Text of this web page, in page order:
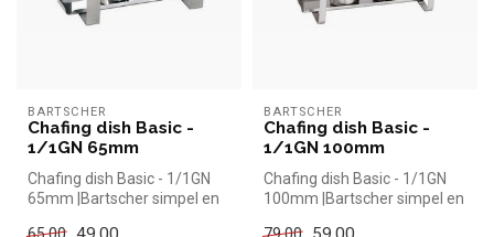
BARTSCHER
Chafing dish Basic -
1/1GN 65mm
Chafing dish Basic - 1/1GN
65mm |Bartscher simpel en
65,00
BARTSCHER
Chafing dish Basic -
1/1GN 100mm
Chafing dish Basic - 1/1GN
100mm |Bartscher simpel en
79,00